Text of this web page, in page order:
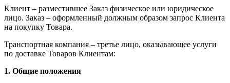
Клиент – разместившее Заказ физическое или юридическое
лицо. Заказ – оформленный должным образом запрос Клиента
на покупку Товара.
Транспортная компания – третье лицо, оказывающее услуги
по доставке Товаров Клиентам:
1. Общие положения